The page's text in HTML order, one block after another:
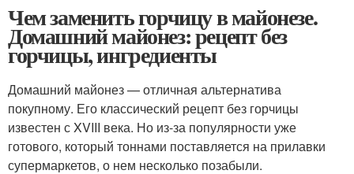
Чем заменить горчицу в майонезе.
Домашний майонез: рецепт без
горчицы, ингредиенты
Домашний майонез — отличная альтернатива
покупному. Его классический рецепт без горчицы
известен с XVIII века. Но из-за популярности уже
готового, который тоннами поставляется на прилавки
супермаркетов, о нем несколько позабыли.